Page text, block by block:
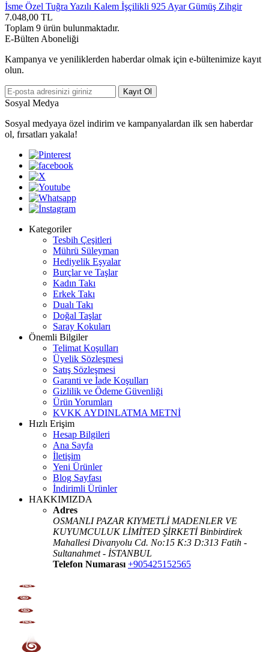
İsme Özel Tuğra Yazılı Kalem İşçilikli 925 Ayar Gümüş Zihgir
7.048,00 TL
Toplam 9 ürün bulunmaktadır.
E-Bülten Aboneliği
Kampanya ve yeniliklerden haberdar olmak için e-bültenimize kayıt
olun.
Kayıt Ol
Sosyal Medya
Sosyal medyaya özel indirim ve kampanyalardan ilk sen haberdar
ol, fırsatları yakala!
Kategoriler
Tesbih Çeşitleri
Mührü Süleyman
Hediyelik Eşyalar
Burçlar ve Taşlar
Kadın Takı
Erkek Takı
Dualı Takı
Doğal Taşlar
Saray Kokuları
Önemli Bilgiler
Telimat Koşulları
Üyelik Sözleşmesi
Satış Sözleşmesi
Garanti ve İade Koşulları
Gizlilik ve Ödeme Güvenliği
Ürün Yorumları
KVKK AYDINLATMA METNİ
Hızlı Erişim
Hesap Bilgileri
Ana Sayfa
İletişim
Yeni Ürünler
Blog Sayfası
İndirimli Ürünler
HAKKIMIZDA
Adres
OSMANLI PAZAR KIYMETLİ MADENLER VE
KUYUMCULUK LİMİTED ŞİRKETİ Binbirdirek
Mahallesi Divanyolu Cd. No:15 K:3 D:313 Fatih -
Sultanahmet - İSTANBUL
Telefon Numarası +905425152565